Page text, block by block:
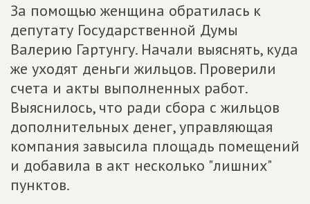
За помощью женщина обратилась к
депутату Государственной Думы
Валерию Гартунгу. Начали выяснять, куда
же уходят деньги жильцов. Проверили
счета и акты выполненных работ.
Выяснилось, что ради сбора с жильцов
дополнительных денег, управляющая
компания завысила площадь помещений
и добавила в акт несколько "лишних"
пунктов.